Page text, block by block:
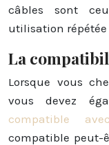
câbles sont
utilisation
La
Lorsque vous
vous devez
compatible
compatible peut-